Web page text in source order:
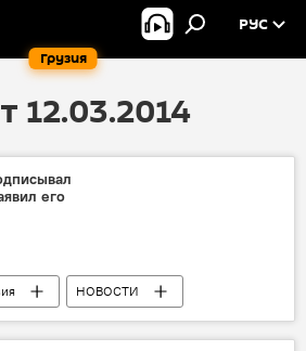
Грузия
РУС
12.03.2014
его
НОВОСТИ